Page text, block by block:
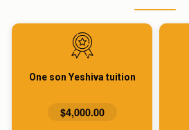
One son Yeshiva tuition
$4,000.00